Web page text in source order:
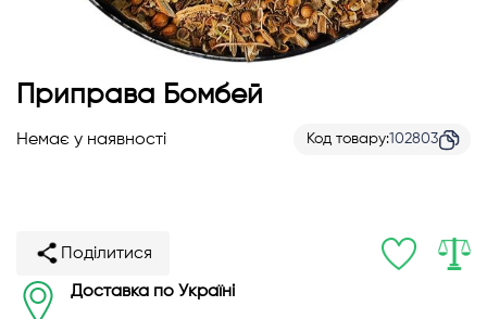
Перейти
до
галереї
Приправа Бомбей
Немає у наявності Код товару 102803
Поділитися
Доставка по Україні